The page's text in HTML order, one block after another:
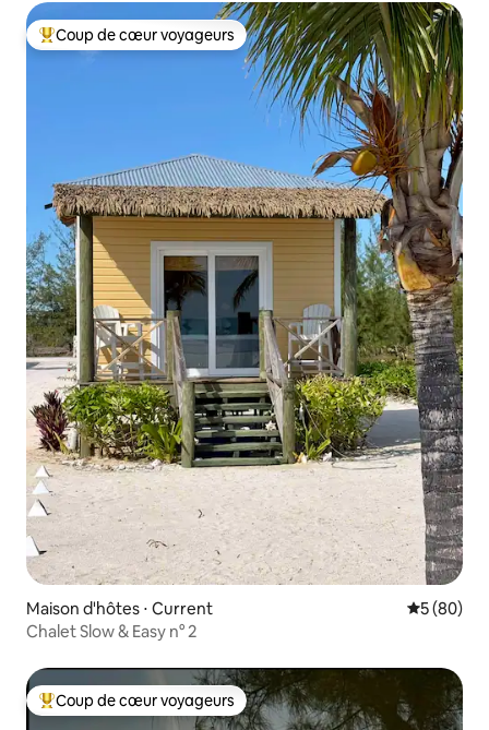
Coups de cœur voyageurs les plus appréciés
Coup de cœur voyageurs
Maison d'hôtes ⋅ Current
5 (80)
Chalet Slow & Easy n° 2
Coups de cœur voyageurs les plus appréciés
Coup de cœur voyageurs